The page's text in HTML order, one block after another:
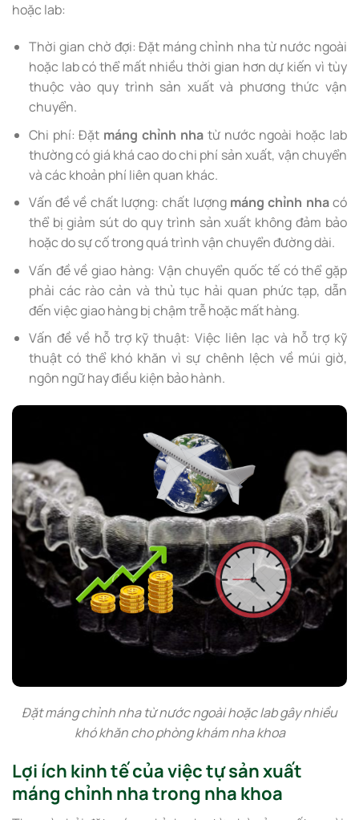
hoặc lab:
Thời gian chờ đợi: Đặt máng chỉnh nha từ nước ngoài
hoặc lab có thể mất nhiều thời gian hơn dự kiến vì tùy
thuộc vào quy trình sản xuất và phương thức vận
chuyển.
Chi phí: Đặt máng chỉnh nhatừ nước ngoài hoặc lab
thường có giá khá cao do chi phí sản xuất, vận chuyển
và các khoản phí liên quan khác.
Vấn đề về chất lượng: chất lượngmáng chỉnh nhacó
thể bị giảm sút do quy trình sản xuất không đảm bảo
hoặc do sự cố trong quá trình vận chuyển đường dài.
Vấn đề về giao hàng: Vận chuyển quốc tế có thể gặp
phải các rào cản và thủ tục hải quan phức tạp, dẫn
đến việc giao hàng bị chậm trễ hoặc mất hàng.
Vấn đề về hỗ trợ kỹ thuật: Việc liên lạc và hỗ trợ kỹ
thuật có thể khó khăn vì sự chênh lệch về múi giờ,
ngôn ngữ hay điều kiện bảo hành.
Đặt máng chỉnh nha từ nước ngoài hoặc lab gây nhiều
khó khăn cho phòng khám nha khoa
Lợi ích kinh tế của việc tự sản xuất
máng chỉnh nha trong nha khoa